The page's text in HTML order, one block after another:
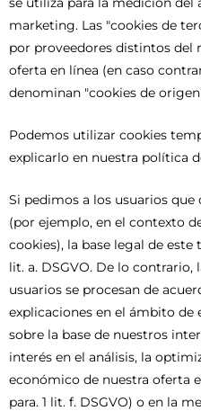
se utiliza para la medición del
marketing. Las "cookies de
por proveedores distintos del
oferta en línea (en caso
denominan "cookies de
Podemos utilizar cookies
explicarlo en nuestra política
Si pedimos a los usuarios
(por ejemplo, en el contexto
cookies), la base legal de este
lit. a. DSGVO. De lo contrario,
usuarios se procesan de
explicaciones en el ámbito de
sobre la base de nuestros
interés en el análisis, la
económico de nuestra oferta
para. 1 lit. f. DSGVO) o en la